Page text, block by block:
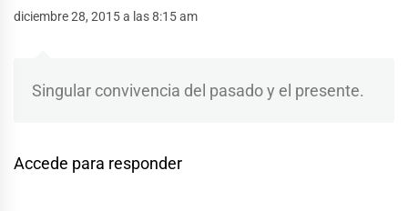
diciembre 28, 2015 a las 8:15 am
Singular convivencia del pasado y el presente.
Accede para responder